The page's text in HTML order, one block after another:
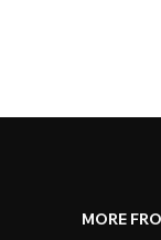
MORE